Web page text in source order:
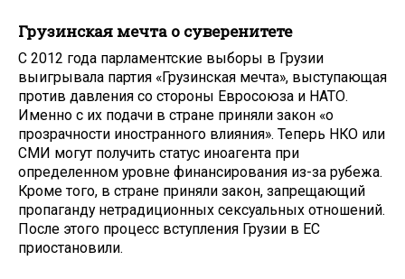
Грузинская мечта о суверенитете
С 2012 года парламентские выборы в Грузии
выигрывала партия «Грузинская мечта», выступающая
против давления со стороны Евросоюза и НАТО.
Именно с их подачи в стране приняли закон «о
прозрачности иностранного влияния». Теперь НКО или
СМИ могут получить статус иноагента при
определенном уровне финансирования из-за рубежа.
Кроме того, в стране приняли закон, запрещающий
пропаганду нетрадиционных сексуальных отношений.
После этого процесс вступления Грузии в ЕС
приостановили.